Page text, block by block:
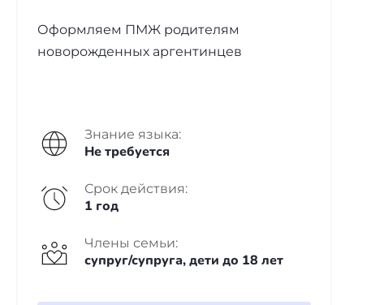
Оформляем ПМЖ родителям
новорожденных аргентинцев
Знание языка:
Не требуется
Срок действия:
1 год
Члены семьи:
супруг/супруга, дети до 18 лет